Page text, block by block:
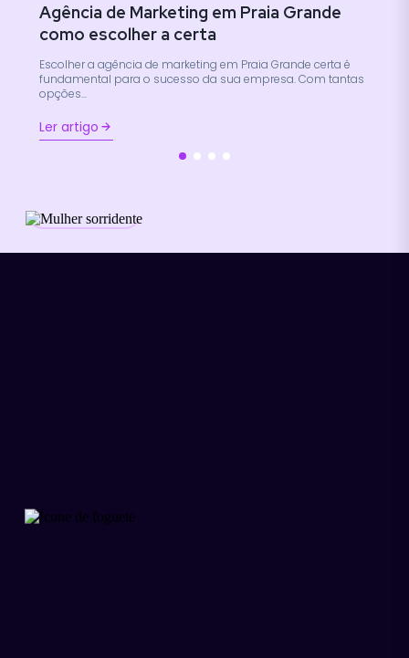
Agência de Marketing em Praia Grande
como escolher a certa
Escolher a agência de marketing em Praia Grande certa é
fundamental para o sucesso da sua empresa. Com tantas
opções...
Ler artigo